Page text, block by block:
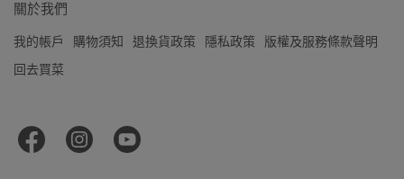
關於我們
我的帳戶 購物須知 退換貨政策 隱私政策
版權及服務條款聲明
回去買菜